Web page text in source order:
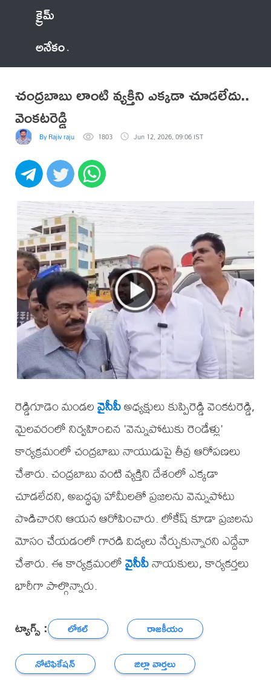
క్రైమ్
అనేకం
చంద్రబాబు లాంటి వ్యక్తిని ఎక్కడా చూడలేదు..
వెంకటరెడ్డి
By Rajiv raju 1803 Jun 12, 2026, 09:06 IST
రెడ్డిగూడెం మండలవైసీపీఅధ్యక్షులు కుప్పిరెడ్డి వెంకటరెడ్డి,
మైలవరంలో నిర్వహించిన 'వెన్నుపోటుకు రెండేళ్లు'
కార్యక్రమంలో చంద్రబాబు నాయుడుపై తీవ్ర ఆరోపణలు
చేశారు. చంద్రబాబు వంటి వ్యక్తిని దేశంలో ఎక్కడా
చూడలేదని, అబద్ధపు హామీలతో ప్రజలను వెన్నుపోటు
పొడిచారని ఆయన ఆరోపించారు. లోకేష్ కూడా ప్రజలను
మోసం చేయడంలో గారడి విద్యలు నేర్చుకున్నారని ఎద్దేవా
చేశారు. ఈ కార్యక్రమంలోవైసీపీనాయకులు, కార్యకర్తలు
భారీగా పాల్గొన్నారు.
ట్యాగ్స్ : లోకల్
రాజకీయం
నోటిఫికేషన్
జిల్లా వార్తలు